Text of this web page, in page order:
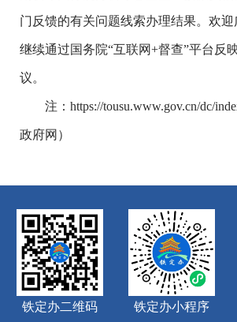
门反馈的有关问题线索办理结果。欢
继续通过国务院“互联网+督查”平台反
议。
注：https://tousu.www.gov.cn/dc/
政府网）
铁定办二维码 铁定办小程序